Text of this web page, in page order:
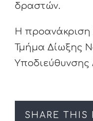
δραστών.
Η προανάκριση
Τμήμα Δίωξης
Υποδιεύθυνσης
SHARE THIS